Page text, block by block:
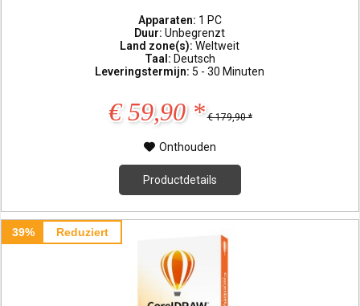
Apparaten: 1 PC
Duur:Unbegrenzt
Land zone(s):Weltweit
Taal: Deutsch
Leveringstermijn: 5 - 30 Minuten
€ 59,90 * € 179,90 *
Onthouden
Productdetails
39% Reduziert